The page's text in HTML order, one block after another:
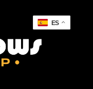
ES